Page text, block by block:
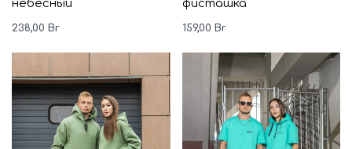
небесный
238,00 Br
фисташка
159,00 Br